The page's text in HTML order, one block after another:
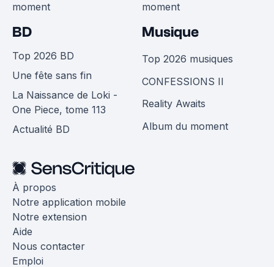
moment
moment
BD
Top 2026 BD
Une fête sans fin
La Naissance de Loki -
One Piece, tome 113
Actualité BD
Musique
Top 2026 musiques
CONFESSIONS II
Reality Awaits
Album du moment
À propos
Notre application mobile
Notre extension
Aide
Nous contacter
Emploi